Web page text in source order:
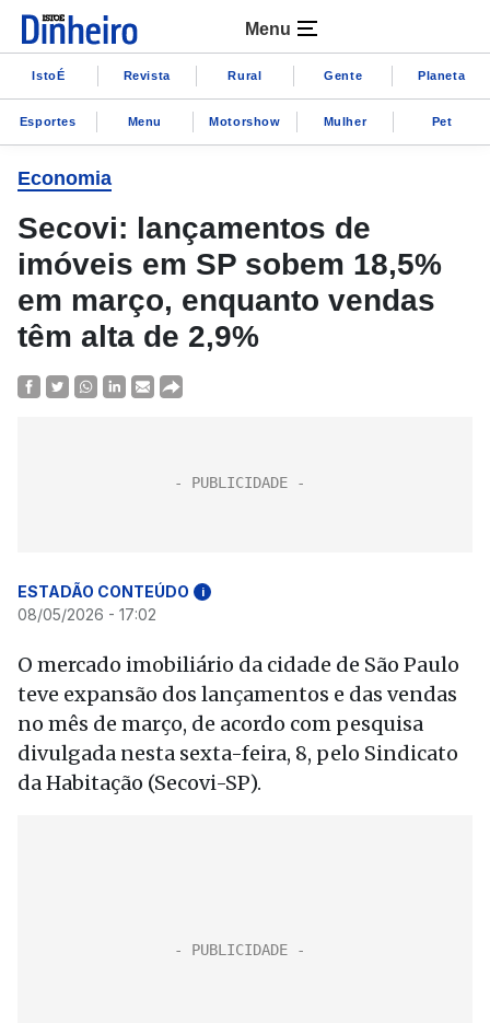
Menu
IstoÉ Revista Rural Gente Planeta
Esportes Menu Motorshow Mulher Pet
Economia
Secovi: lançamentos de
imóveis em SP sobem 18,5%
em março, enquanto vendas
têm alta de 2,9%
ESTADÃO CONTEÚDO i
08/05/2026 - 17:02
O mercado imobiliário da cidade de São Paulo
teve expansão dos lançamentos e das vendas
no mês de março, de acordo com pesquisa
divulgada nesta sexta-feira, 8, pelo Sindicato
da Habitação (Secovi-SP).